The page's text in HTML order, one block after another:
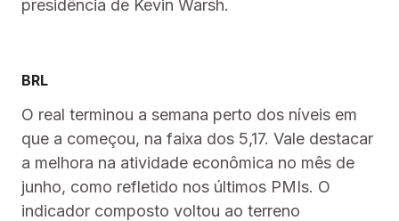
presidência de Kevin Warsh.
BRL
O real terminou a semana perto dos níveis em
que a começou, na faixa dos 5,17. Vale destacar
a melhora na atividade econômica no mês de
junho, como refletido nos últimos PMIs. O
indicador composto voltou ao terreno